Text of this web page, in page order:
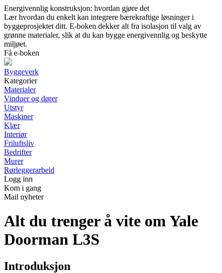
Energivennlig konstruksjon: hvordan gjøre det
Lær hvordan du enkelt kan integrere bærekraftige løsninger i
byggeprosjektet ditt. E-boken dekker alt fra isolasjon til valg av
grønne materialer, slik at du kan bygge energivennlig og beskytte
miljøet.
Få e-boken
Byggeverk
Kategorier
Materialer
Vinduer og dører
Utstyr
Maskiner
Klær
Interiør
Friluftsliv
Bedrifter
Murer
Rørleggerarbeid
Logg inn
Kom i gang
Mail nyheter
Alt du trenger å vite om Yale
Doorman L3S
Introduksjon